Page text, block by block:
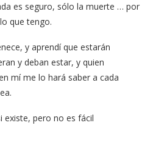
es seguro, sólo la muerte … por
que tengo.
y aprendí que estarán
y deban estar, y quien
mí me lo hará saber a cada
existe, pero no es fácil